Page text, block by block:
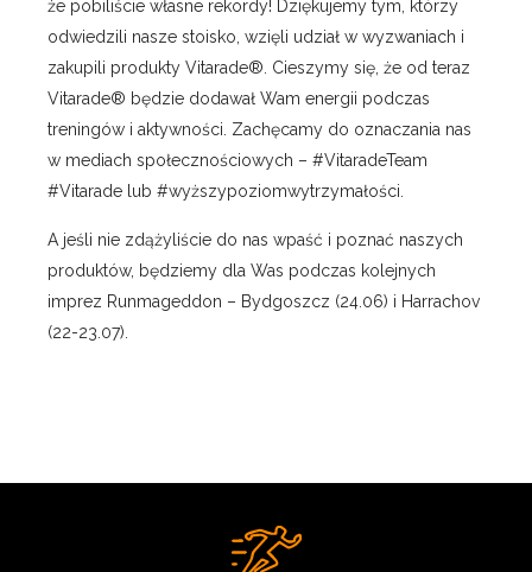
że pobiliście własne rekordy! Dziękujemy tym, którzy
odwiedzili nasze stoisko, wzięli udział w wyzwaniach i
zakupili produkty Vitarade®. Cieszymy się, że od teraz
Vitarade® będzie dodawał Wam energii podczas
treningów i aktywności. Zachęcamy do oznaczania nas
w mediach społecznościowych – #VitaradeTeam
#Vitarade lub #wyższypoziomwytrzymałości.
A jeśli nie zdążyliście do nas wpaść i poznać naszych
produktów, będziemy dla Was podczas kolejnych
imprez Runmageddon – Bydgoszcz (24.06) i Harrachov
(22-23.07).